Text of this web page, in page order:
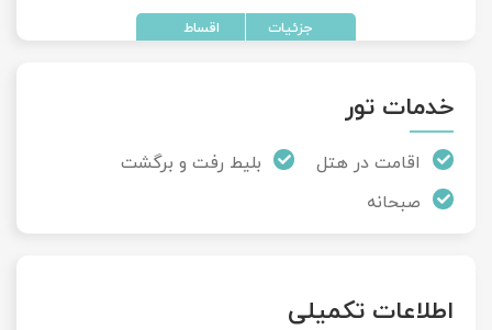
خدمات تور
اقامت در هتل
بلیط رفت و برگشت
صبحانه
اطلاعات تکمیلی